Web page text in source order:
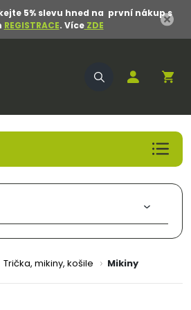
5% slevu hned na první nákup s
REGISTRACE. VíceZDE
Trička, mikiny, košile Mikiny